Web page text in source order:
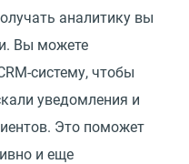
аналитику вы
Вы можете
систему, чтобы
уведомления и
Это поможет
и еще